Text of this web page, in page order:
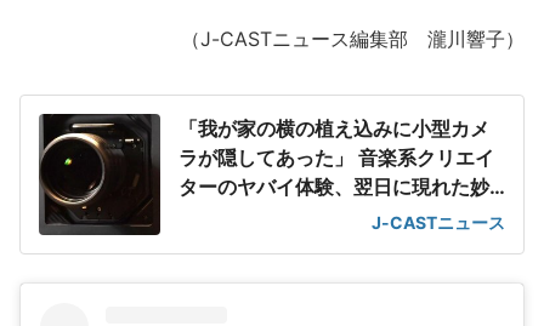
（J-CASTニュース編集部 瀧川響子）
「我が家の横の植え込みに小型カメ
ラが隠してあった」 音楽系クリエイ
ターのヤバイ体験、翌日に現れた妙
J-CASTニュース